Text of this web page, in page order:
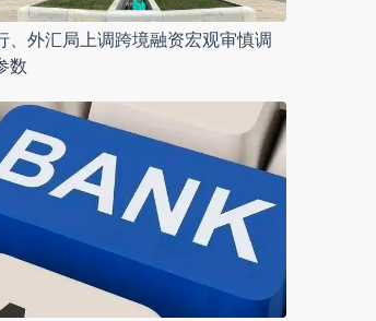
、外汇局上调跨境融资宏观审慎调
数